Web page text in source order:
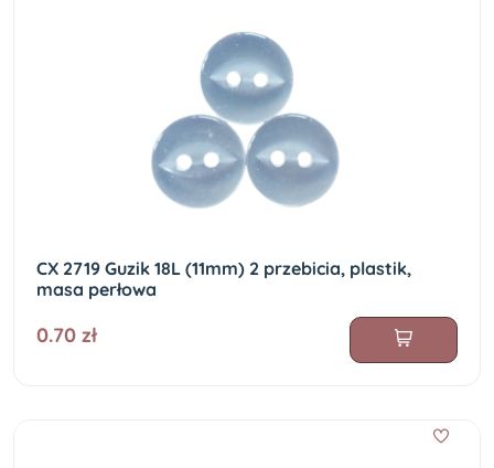
CX 2719 Guzik 18L (11mm) 2 przebicia, plastik,
masa perłowa
0.70 zł